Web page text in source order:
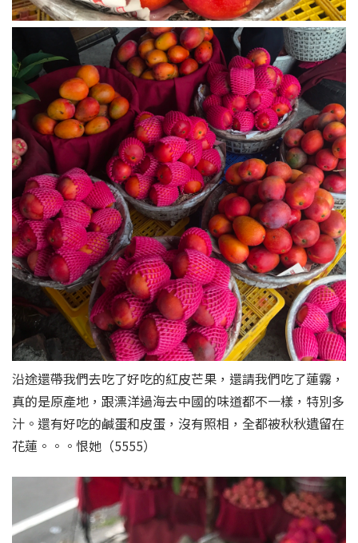
沿途還帶我們去吃了好吃的紅皮芒果，還請我們吃了蓮霧，
真的是原產地，跟漂洋過海去中國的味道都不一樣，特別多
汁。還有好吃的鹹蛋和皮蛋，沒有照相，全都被秋秋遺留在
花蓮。。。恨她（5555）